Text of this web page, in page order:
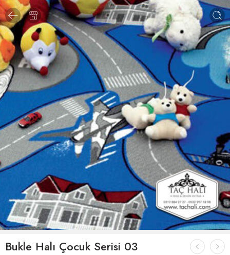
Bukle Halı Çocuk Serisi 03